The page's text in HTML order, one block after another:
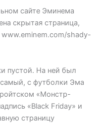
сайте Эминема
скрытая страница,
www.eminem.com/shady-
пустой. На ней был
с футболки Эма
«Монстр-
«Black Friday» и
страницу